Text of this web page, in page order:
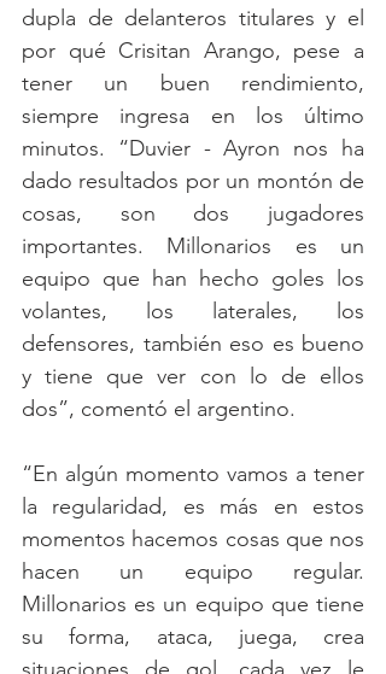
dupla de delanteros titulares y el
por qué Crisitan Arango, pese a
tener un buen rendimiento,
siempre ingresa en los último
minutos. “Duvier - Ayron nos ha
dado resultados por un montón de
cosas, son dos jugadores
importantes. Millonarios es un
equipo que han hecho goles los
volantes, los laterales, los
defensores, también eso es bueno
y tiene que ver con lo de ellos
dos”, comentó el argentino.
“En algún momento vamos a tener
la regularidad, es más en estos
momentos hacemos cosas que nos
hacen un equipo regular.
Millonarios es un equipo que tiene
su forma, ataca, juega, crea